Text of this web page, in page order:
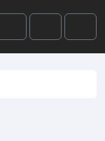
Account
Cart